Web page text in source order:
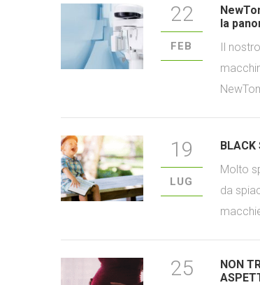
22
FEB
la
Il
19
LUG
BLACK
Molto
da
25
NON